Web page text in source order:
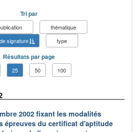
Tri par
thématique
signature
type
Résultats par page
25 50 100
2002 fixant les modalités
épreuves du certificat d'aptitude